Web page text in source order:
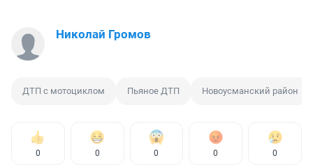
Николай Громов
ДТП с мотоциклом Пьяное ДТП Новоусманский район
0 0 0 0 0